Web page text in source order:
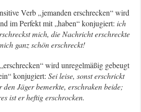
Verb „jemanden erschrecken“ wird
im Perfekt mit „haben“ konjugiert:ich
mich, die Nachricht erschreckte
ganz schön erschreckt!
wird unregelmäßig gebeugt
konjugiert:Sei leise, sonst erschrickt
den Jäger bemerkte, erschraken beide;
ist er heftig erschrocken.